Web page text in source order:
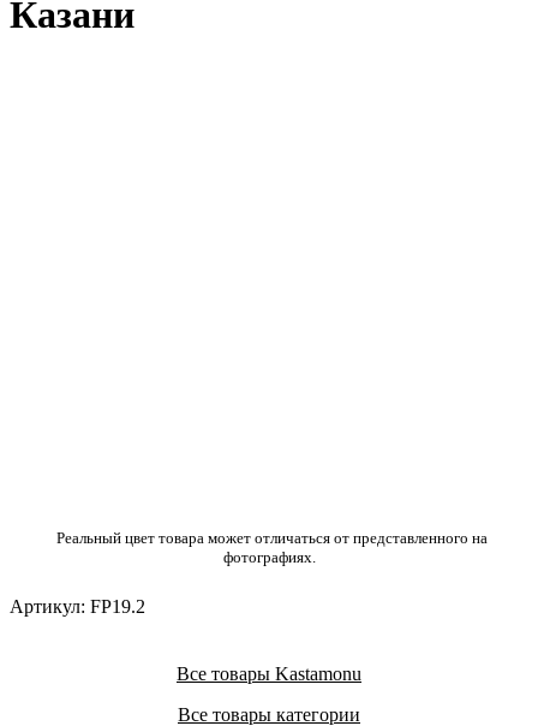
Казани
Реальный цвет товара может отличаться от представленного на
фотографиях.
Артикул: FP19.2
Все товары Kastamonu
Все товары категории